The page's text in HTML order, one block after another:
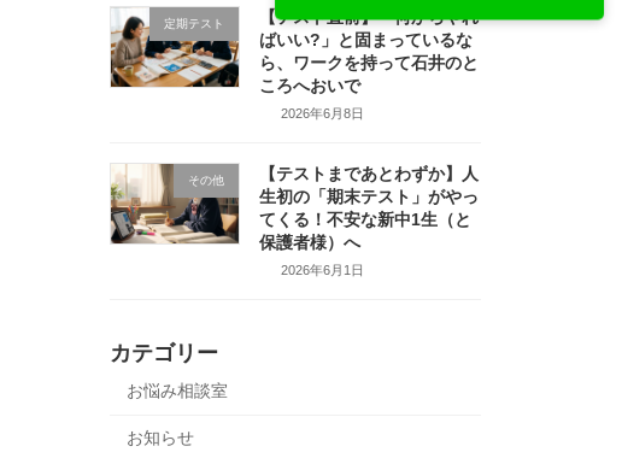
定期テスト
【テスト直前】「何からやれ
ばいい?」と固まっているな
ら、ワークを持って石井のと
ころへおいで
2026年6月8日
その他
【テストまであとわずか】人
生初の「期末テスト」がやっ
てくる！不安な新中1生（と
保護者様）へ
2026年6月1日
カテゴリー
お悩み相談室
お知らせ